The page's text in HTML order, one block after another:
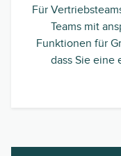
Für
Teams mit
Funktionen für
dass Sie eine